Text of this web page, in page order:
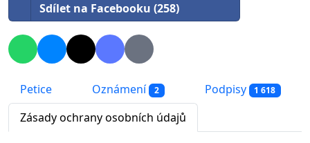
Sdílet na Facebooku (258)
Petice Oznámení 2 Podpisy 1 618
Zásady ochrany osobních údajů